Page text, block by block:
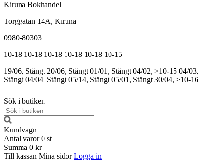
Kiruna Bokhandel
Torggatan 14A, Kiruna
0980-80303
10-18 10-18 10-18 10-18 10-18 10-15
19/06, Stängt 20/06, Stängt 01/01, Stängt 04/02, >10-15 04/03,
Stängt 04/04, Stängt 05/14, Stängt 05/01, Stängt 30/04, >10-16
Sök i butiken
Kundvagn
Antal varor 0 st
Summa 0 kr
Till kassan Mina sidor Logga in